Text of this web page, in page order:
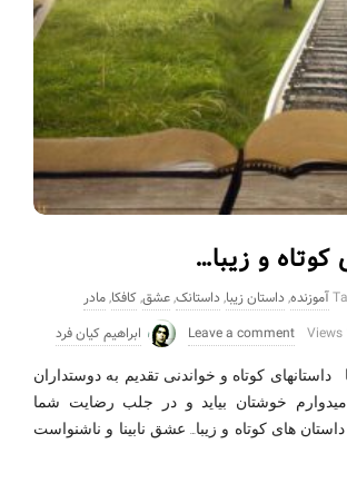
و زیبا…
آموزنده,داستان زیبا,داستانک,عشق, کافکا,مادر
Leave a comment ابراهیم کیان فرد
داستانهای کوتاه و خواندنی تقدیم به دوستداران
خوشتان بیاید و در جلب رضایت شما
های کوتاه و زیبا… عشق نابینا و ناشنواست